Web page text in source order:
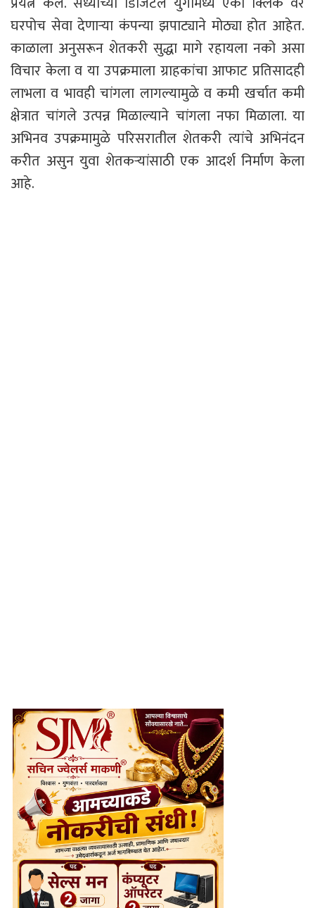
घरपोच सेवा देणाऱ्या कंपन्या झपाट्याने मोठ्या होत आहेत.
काळाला अनुसरून शेतकरी सुद्धा मागे रहायला नको असा
विचार केला व या उपक्रमाला ग्राहकांचा आफाट प्रतिसादही
लाभला व भावही चांगला लागल्यामुळे व कमी खर्चात कमी
क्षेत्रात चांगले उत्पन्न मिळाल्याने चांगला नफा मिळाला. या
अभिनव उपक्रमामुळे परिसरातील शेतकरी त्यांचे अभिनंदन
करीत असुन युवा शेतकऱ्यांसाठी एक आदर्श निर्माण केला
आहे.